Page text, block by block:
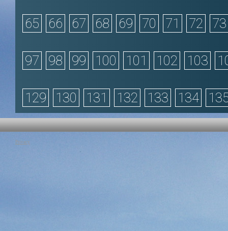
65 66 67 68 69 70 71 72 73
97 98 99 100 101 102 103
129 130 131 132 133 134
Privacy